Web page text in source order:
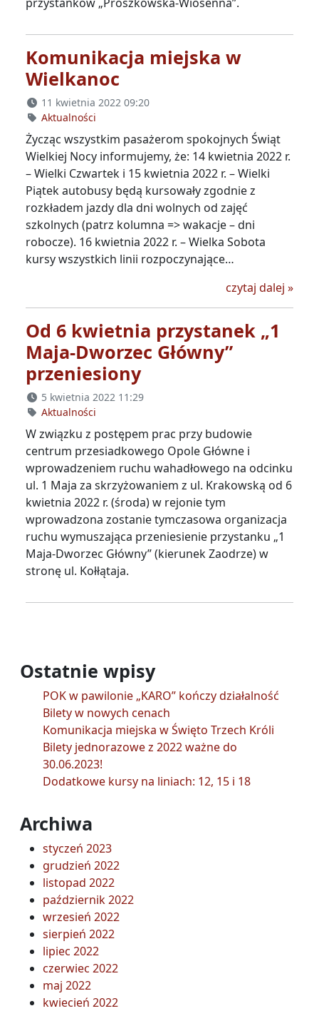
Komunikacja miejska w
Wielkanoc
11 kwietnia 2022 09:20
Aktualności
Życząc wszystkim pasażerom spokojnych Świąt
Wielkiej Nocy informujemy, że: 14 kwietnia 2022 r.
– Wielki Czwartek i 15 kwietnia 2022 r. – Wielki
Piątek autobusy będą kursowały zgodnie z
rozkładem jazdy dla dni wolnych od zajęć
szkolnych (patrz kolumna => wakacje – dni
robocze). 16 kwietnia 2022 r. – Wielka Sobota
kursy wszystkich linii rozpoczynające…
czytaj dalej »
Od 6 kwietnia przystanek „1
Maja-Dworzec Główny”
przeniesiony
5 kwietnia 2022 11:29
Aktualności
W związku z postępem prac przy budowie
centrum przesiadkowego Opole Główne i
wprowadzeniem ruchu wahadłowego na odcinku
ul. 1 Maja za skrzyżowaniem z ul. Krakowską od 6
kwietnia 2022 r. (środa) w rejonie tym
wprowadzona zostanie tymczasowa organizacja
ruchu wymuszająca przeniesienie przystanku „1
Maja-Dworzec Główny” (kierunek Zaodrze) w
stronę ul. Kołłątaja.
Ostatnie wpisy
POK w pawilonie „KARO” kończy działalność
Bilety w nowych cenach
Komunikacja miejska w Święto Trzech Króli
Bilety jednorazowe z 2022 ważne do
30.06.2023!
Dodatkowe kursy na liniach: 12, 15 i 18
Archiwa
styczeń 2023
grudzień 2022
listopad 2022
październik 2022
wrzesień 2022
sierpień 2022
lipiec 2022
czerwiec 2022
maj 2022
kwiecień 2022